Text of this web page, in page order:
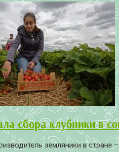
сбора клубники в
земляники в стране